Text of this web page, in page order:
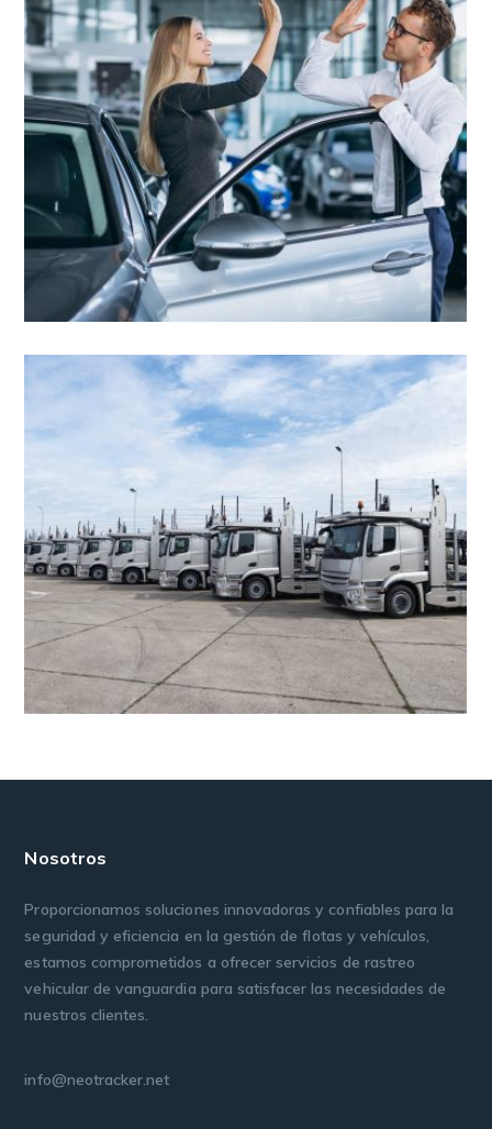
Nosotros
Proporcionamos soluciones innovadoras y confiables para la
seguridad y eficiencia en la gestión de flotas y vehículos,
estamos comprometidos a ofrecer servicios de rastreo
vehicular de vanguardia para satisfacer las necesidades de
nuestros clientes.
info@neotracker.net